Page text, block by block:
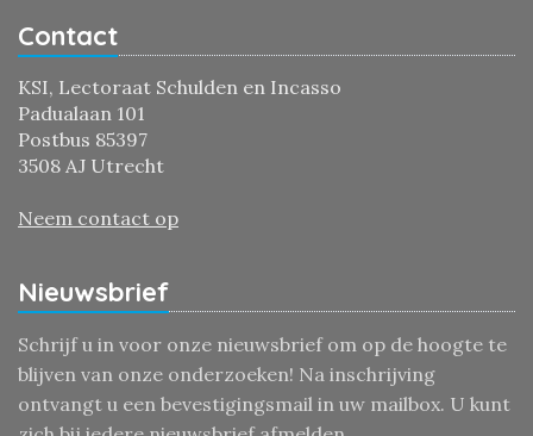
Contact
KSI, Lectoraat Schulden en Incasso
Padualaan 101
Postbus 85397
3508 AJ Utrecht
Neem contact op
Nieuwsbrief
Schrijf u in voor onze nieuwsbrief om op de hoogte te
blijven van onze onderzoeken! Na inschrijving
ontvangt u een bevestigingsmail in uw mailbox. U kunt